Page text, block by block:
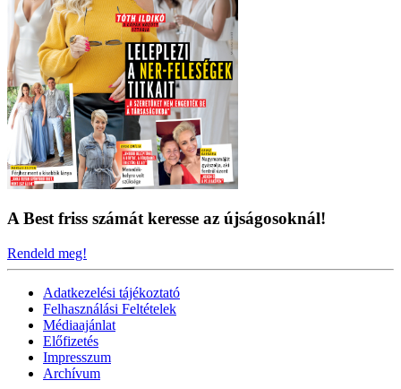
A Best friss számát keresse az újságosoknál!
Rendeld meg!
Adatkezelési tájékoztató
Felhasználási Feltételek
Médiaajánlat
Előfizetés
Impresszum
Archívum